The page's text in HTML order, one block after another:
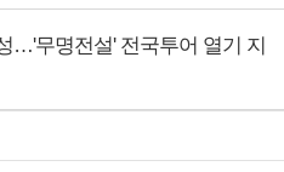
…'무명전설' 전국투어 열기 지